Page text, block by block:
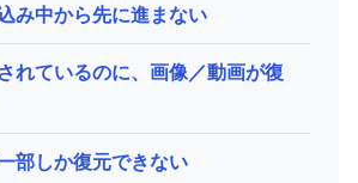
み中から先に進まない
れているのに、画像／動画が復
部しか復元できない